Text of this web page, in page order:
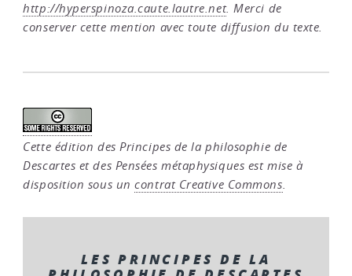
http://hyperspinoza.caute.lautre.net. Merci de
conserver cette mention avec toute diffusion du texte.
Cette édition des Principes de la philosophie de
Descartes et des Pensées métaphysiques est mise à
disposition sous uncontrat Creative Commons.
LES PRINCIPES DE LA